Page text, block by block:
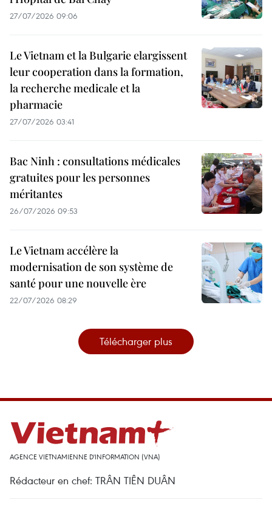
27/07/2026 09:06
Le Vietnam et la Bulgarie elargissent
leur cooperation dans la formation,
la recherche medicale et la
pharmacie
27/07/2026 03:41
Bac Ninh : consultations médicales
gratuites pour les personnes
méritantes
26/07/2026 09:53
Le Vietnam accélère la
modernisation de son système de
santé pour une nouvelle ère
22/07/2026 08:29
Télécharger plus
AGENCE VIETNAMIENNE D'INFORMATION (VNA)
Rédacteur en chef: TRÂN TIÊN DUÂN